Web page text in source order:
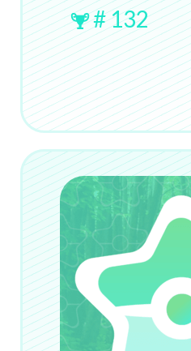
# 132